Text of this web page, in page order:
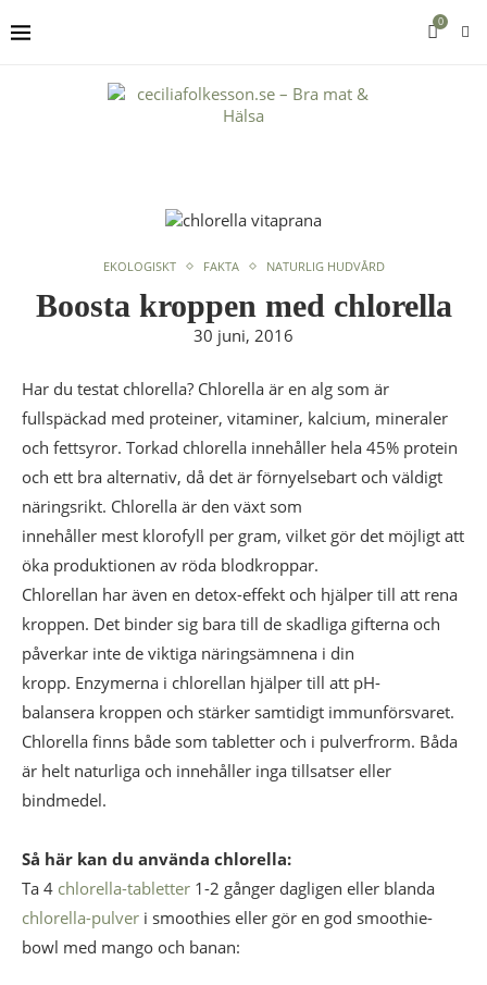
0
EKOLOGISKT FAKTA NATURLIG HUDVÅRD
Boosta kroppen med chlorella
30 juni, 2016
Har du testat chlorella? Chlorella är en alg som är
fullspäckad med proteiner, vitaminer, kalcium, mineraler
och fettsyror. Torkad chlorella innehåller hela 45% protein
och ett bra alternativ, då det är förnyelsebart och väldigt
näringsrikt. Chlorella är den växt som
innehåller mest klorofyll per gram, vilket gör det möjligt att
öka produktionen av röda blodkroppar.
Chlorellan har även en detox-effekt och hjälper till att rena
kroppen. Det binder sig bara till de skadliga gifterna och
påverkar inte de viktiga näringsämnena i din
kropp. Enzymerna i chlorellan hjälper till att pH-
balansera kroppen och stärker samtidigt immunförsvaret.
Chlorella finns både som tabletter och i pulverfrorm. Båda
är helt naturliga och innehåller inga tillsatser eller
bindmedel.
Så här kan du använda chlorella:
Ta 4 chlorella-tabletter 1-2 gånger dagligen eller blanda
chlorella-pulver i smoothies eller gör en god smoothie-
bowl med mango och banan: